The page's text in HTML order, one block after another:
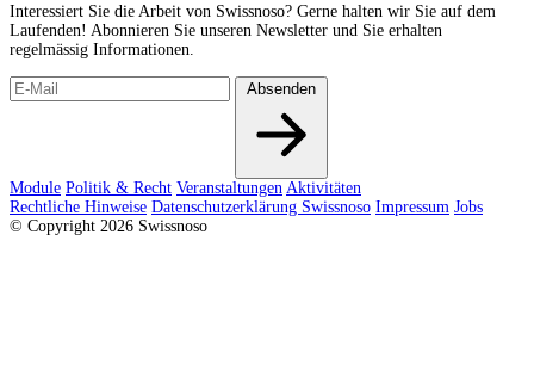
Interessiert Sie die Arbeit von Swissnoso? Gerne halten wir Sie auf dem
Laufenden! Abonnieren Sie unseren Newsletter und Sie erhalten
regelmässig Informationen.
Absenden
Module Politik & Recht Veranstaltungen Aktivitäten
Rechtliche Hinweise Datenschutzerklärung Swissnoso Impressum Jobs
© Copyright 2026 Swissnoso